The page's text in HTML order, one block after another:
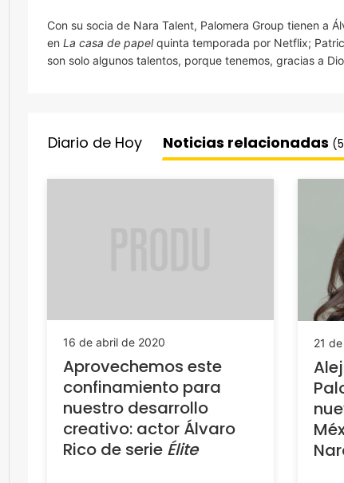
Con su socia de Nara Talent, Palomera Group tienen a
en La casa de papelquinta temporada por Netflix;
son solo algunos talentos, porque tenemos, gracias a
Diario de Hoy Noticias relacionadas
16 de abril de 2020
Aprovechemos este
confinamiento para
nuestro desarrollo
creativo: actor Álvaro
Rico de serie Élite
21